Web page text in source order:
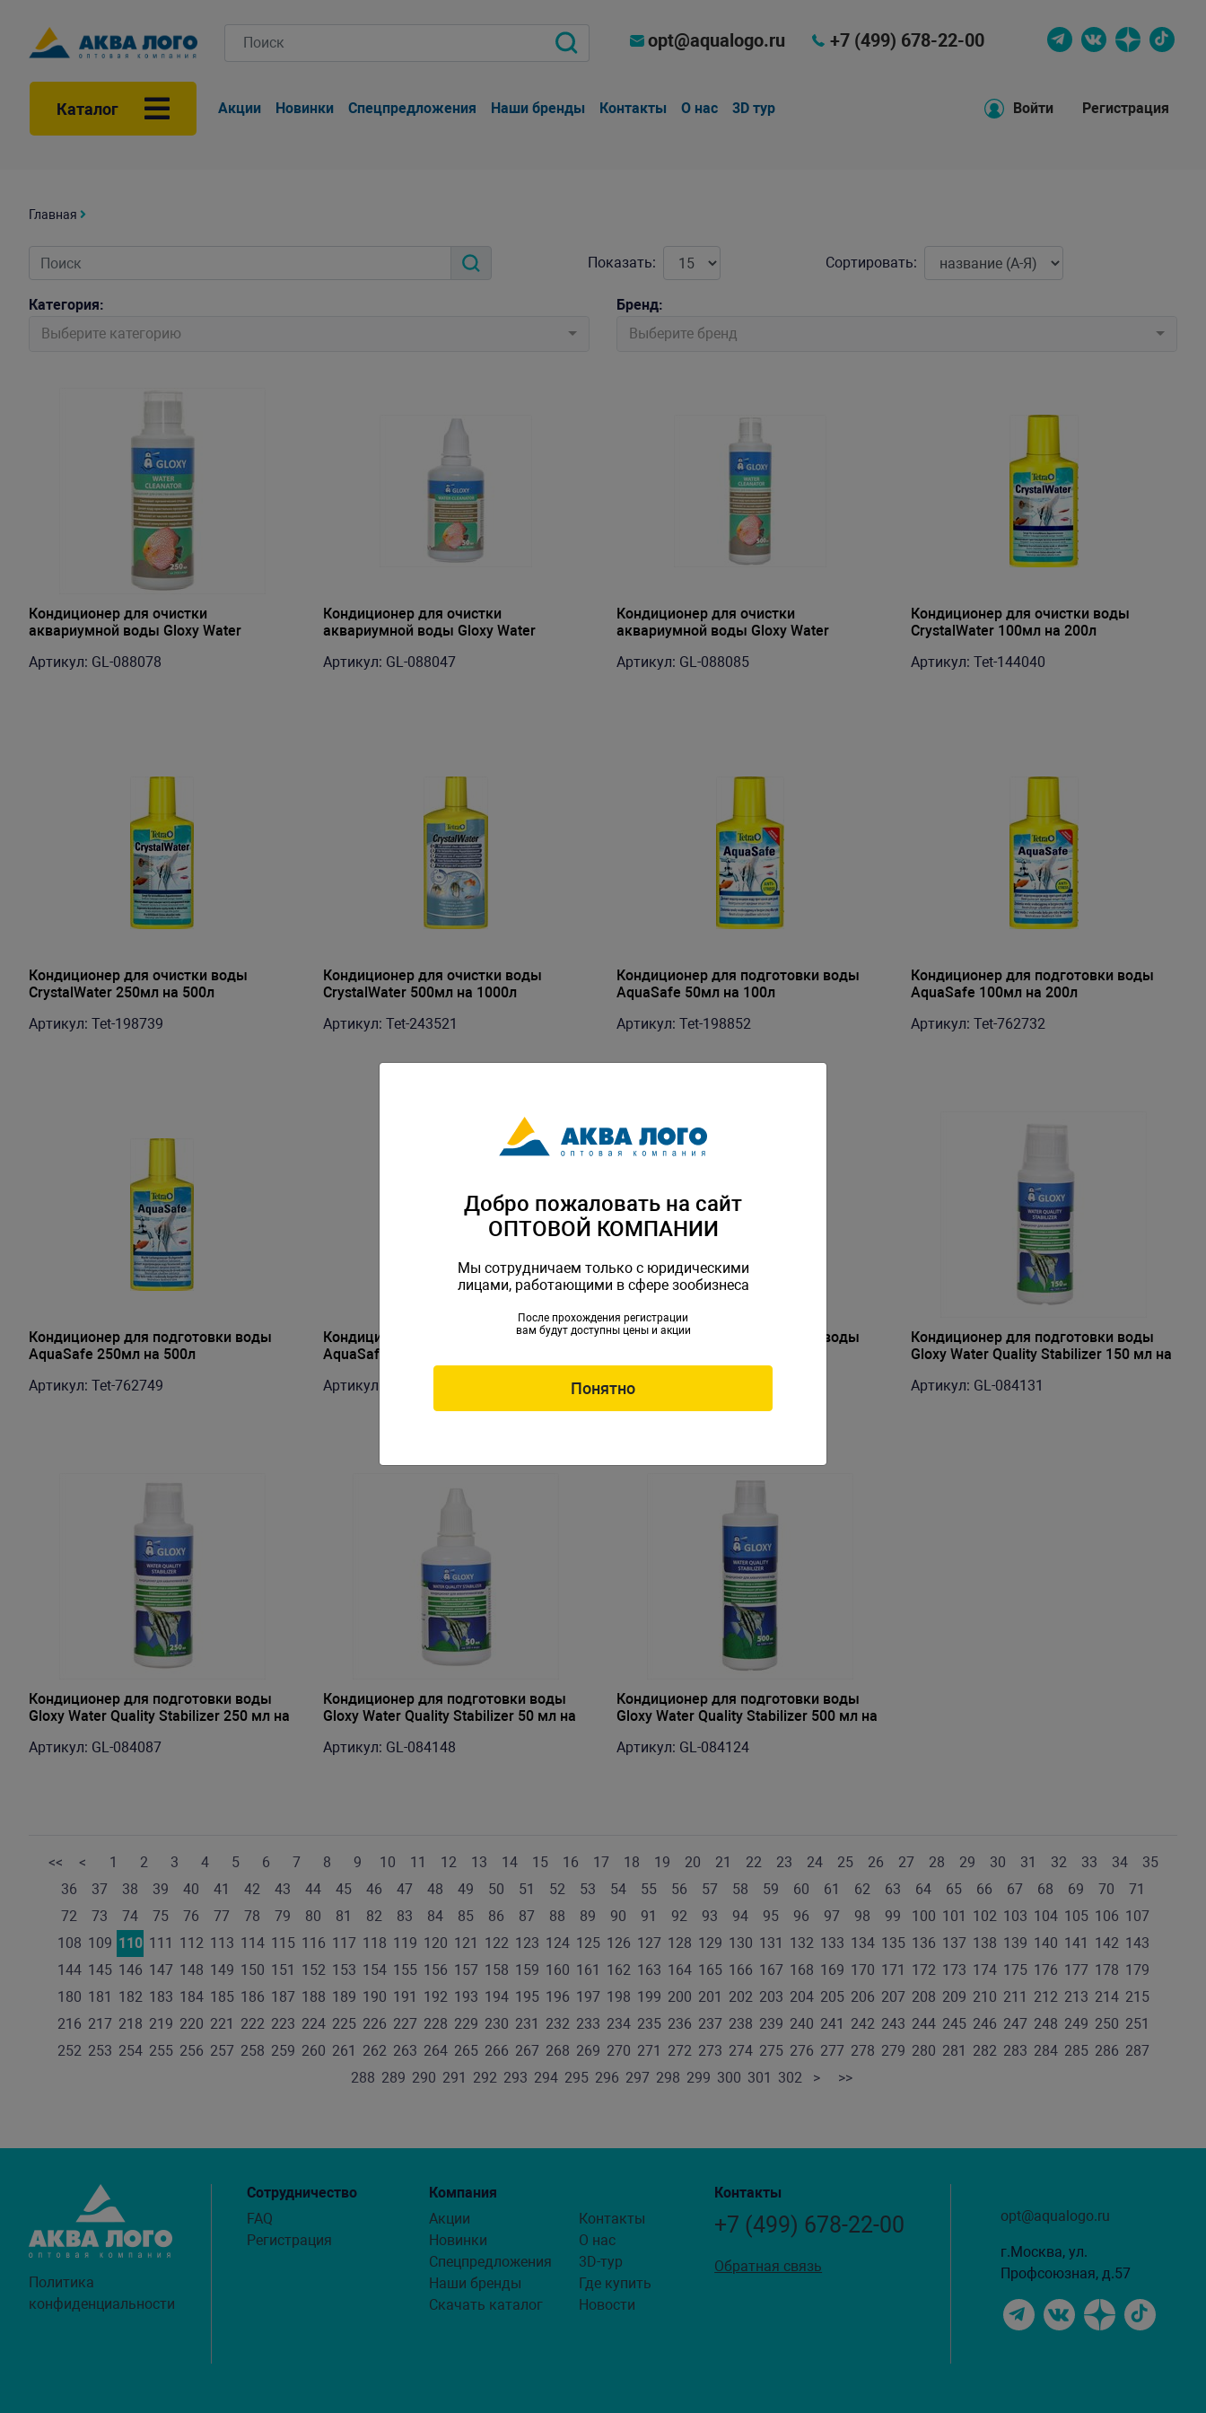
opt@aqualogo.ru +7 (499) 678-22-00
Каталог Акции Новинки Спецпредложения Наши бренды Контакты О нас 3D тур Войти Регистрация
Главная
Показать: Сортировать:
Категория:
Выберите категорию
Бренд:
Выберите бренд
Кондиционер для очистки
аквариумной воды Gloxy Water
Артикул: GL-088078
Кондиционер для очистки
аквариумной воды Gloxy Water
Артикул: GL-088047
Кондиционер для очистки
аквариумной воды Gloxy Water
Артикул: GL-088085
Кондиционер для очистки воды
CrystalWater 100мл на 200л
Артикул: Tet-144040
Кондиционер для очистки воды
CrystalWater 250мл на 500л
Артикул: Tet-198739
Кондиционер для очистки воды
CrystalWater 500мл на 1000л
Артикул: Tet-243521
Кондиционер для подготовки воды
AquaSafe 50мл на 100л
Артикул: Tet-198852
Кондиционер для подготовки воды
AquaSafe 100мл на 200л
Артикул: Tet-762732
Кондиционер для подготовки воды
AquaSafe 250мл на 500л
Артикул: Tet-762749
Кондиционер для подготовки воды
AquaSafe 500мл на 1000л
Артикул: Tet-198876
Кондиционер для подготовки воды
Артикул: Tet-704183
Кондиционер для подготовки воды
Gloxy Water Quality Stabilizer 150 мл на
Артикул: GL-084131
Кондиционер для подготовки воды
Gloxy Water Quality Stabilizer 250 мл на
Артикул: GL-084087
Кондиционер для подготовки воды
Gloxy Water Quality Stabilizer 50 мл на
Артикул: GL-084148
Кондиционер для подготовки воды
Gloxy Water Quality Stabilizer 500 мл на
Артикул: GL-084124
<< < 1 2 3 4 5 6 7 8 9 10 11 12 13 14 15 16 17 18 19 20 21 22 23 24 25 26 27 28 29 30 31 32 33 34
35
36
37 38 39 40 41 42 43 44 45 46 47 48 49 50 51 52 53 54 55 56 57 58 59 60 61 62 63 64 65 66 67 68 69 70
71
72
73 74 75 76 77 78 79 80 81 82 83 84 85 86 87 88 89 90 91 92 93 94 95 96 97 98 99 100 101 102 103 104 105 106 107
108 109 110 111 112 113 114 115 116 117 118 119 120 121 122 123 124 125 126 127 128 129 130 131 132 133 134 135 136 137 138 139 140 141 142 143
144 145 146 147 148 149 150 151 152 153 154 155 156 157 158 159 160 161 162 163 164 165 166 167 168 169 170 171 172 173 174 175 176 177 178 179
180 181 182 183 184 185 186 187 188 189 190 191 192 193 194 195 196 197 198 199 200 201 202 203 204 205 206 207 208 209 210 211 212 213 214 215
216 217 218 219 220 221 222 223 224 225 226 227 228 229 230 231 232 233 234 235 236 237 238 239 240 241 242 243 244 245 246 247 248 249 250 251
252 253 254 255 256 257 258 259 260 261 262 263 264 265 266 267 268 269 270 271 272 273 274 275 276 277 278 279 280 281 282 283 284 285 286 287
288 289 290 291 292 293 294 295 296 297 298 299 300 301 302 > >>
Политика
конфиденциальности
Сотрудничество
FAQ
Регистрация
Компания
Акции
Новинки
Спецпредложения
Наши бренды
Скачать каталог
Контакты
О нас
3D-тур
Где купить
Новости
Контакты
+7 (499) 678-22-00
Обратная связь
opt@aqualogo.ru
г.Москва, ул.
Профсоюзная, д.57
Добро пожаловать на сайт
ОПТОВОЙ КОМПАНИИ
Мы сотрудничаем только с юридическими
лицами, работающими в сфере зообизнеса
После прохождения регистрации
вам будут доступны цены и акции
Понятно